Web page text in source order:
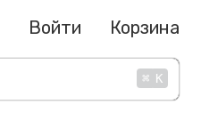
Войти Корзина
⌘ K